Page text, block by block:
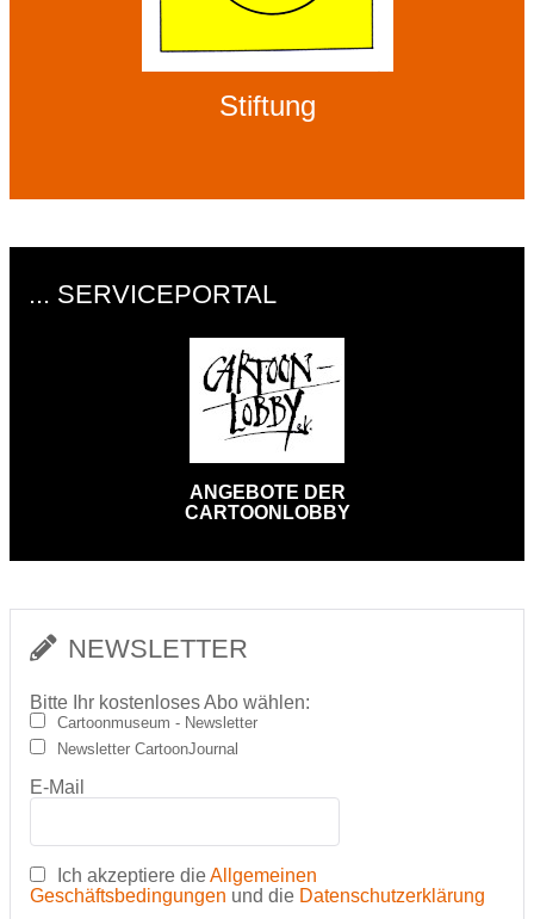
Stiftung
... SERVICEPORTAL
ANGEBOTE DER
CARTOONLOBBY
NEWSLETTER
Bitte Ihr kostenloses Abo wählen:
Cartoonmuseum - Newsletter
Newsletter CartoonJournal
E-Mail
Ich akzeptiere dieAllgemeinen
Geschäftsbedingungen und die Datenschutzerklärung